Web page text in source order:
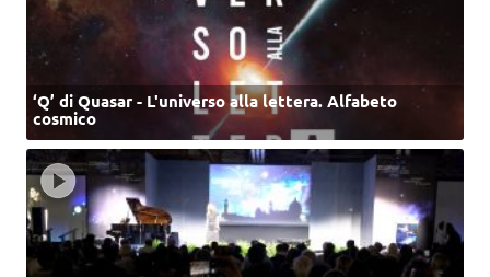
‘Q’ di Quasar - L'universo alla lettera. Alfabeto
cosmico